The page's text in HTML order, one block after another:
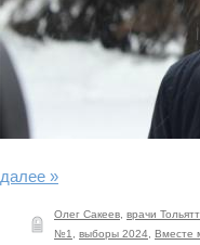
далее »
Олег Сакеев врачи
№1
выборы 2024 Вместе